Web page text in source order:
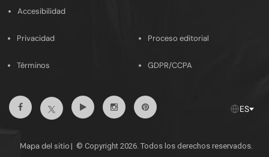
Accesibilidad
Privacidad Proceso editorial
Términos GDPR/CCPA
FacebookTwitterYoutubeInstagramPinterest ES
Mapa del sitio | © Copyright 2026. Todos los derechos reservados.